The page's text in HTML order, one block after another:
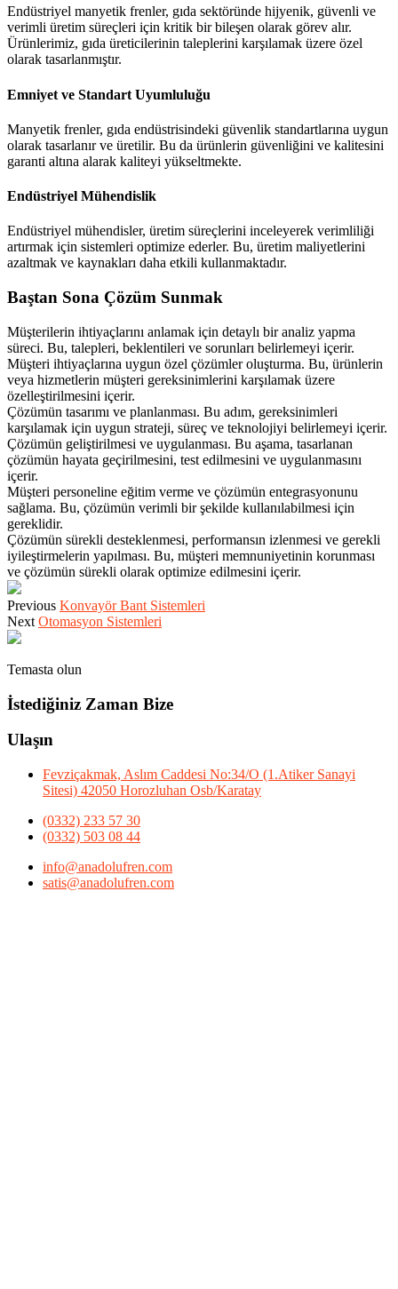
Endüstriyel manyetik frenler, gıda sektöründe hijyenik, güvenli ve
verimli üretim süreçleri için kritik bir bileşen olarak görev alır.
Ürünlerimiz, gıda üreticilerinin taleplerini karşılamak üzere özel
olarak tasarlanmıştır.
Emniyet ve Standart Uyumluluğu
Manyetik frenler, gıda endüstrisindeki güvenlik standartlarına uygun
olarak tasarlanır ve üretilir. Bu da ürünlerin güvenliğini ve kalitesini
garanti altına alarak kaliteyi yükseltmekte.
Endüstriyel Mühendislik
Endüstriyel mühendisler, üretim süreçlerini inceleyerek verimliliği
artırmak için sistemleri optimize ederler. Bu, üretim maliyetlerini
azaltmak ve kaynakları daha etkili kullanmaktadır.
Baştan Sona Çözüm Sunmak
Müşterilerin ihtiyaçlarını anlamak için detaylı bir analiz yapma
süreci. Bu, talepleri, beklentileri ve sorunları belirlemeyi içerir.
Müşteri ihtiyaçlarına uygun özel çözümler oluşturma. Bu, ürünlerin
veya hizmetlerin müşteri gereksinimlerini karşılamak üzere
özelleştirilmesini içerir.
Çözümün tasarımı ve planlanması. Bu adım, gereksinimleri
karşılamak için uygun strateji, süreç ve teknolojiyi belirlemeyi içerir.
Çözümün geliştirilmesi ve uygulanması. Bu aşama, tasarlanan
çözümün hayata geçirilmesini, test edilmesini ve uygulanmasını
içerir.
Müşteri personeline eğitim verme ve çözümün entegrasyonunu
sağlama. Bu, çözümün verimli bir şekilde kullanılabilmesi için
gereklidir.
Çözümün sürekli desteklenmesi, performansın izlenmesi ve gerekli
iyileştirmelerin yapılması. Bu, müşteri memnuniyetinin korunması
ve çözümün sürekli olarak optimize edilmesini içerir.
Previous Konvayör Bant Sistemleri
Next Otomasyon Sistemleri
Temasta olun
İstediğiniz Zaman Bize
Ulaşın
Fevziçakmak, Aslım Caddesi No:34/O (1.Atiker Sanayi
Sitesi) 42050 Horozluhan Osb/Karatay
(0332) 233 57 30
(0332) 503 08 44
info@anadolufren.com
satis@anadolufren.com